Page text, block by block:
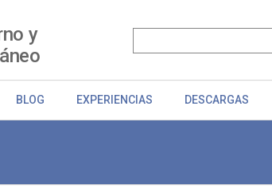
y
BLOG EXPERIENCIAS DESCARGAS